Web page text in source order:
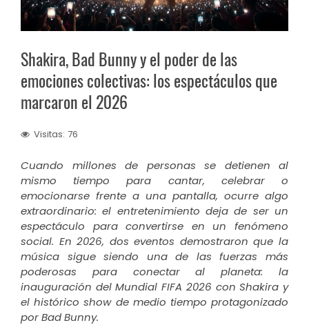
Shakira, Bad Bunny y el poder de las
emociones colectivas: los espectáculos que
marcaron el 2026
Visitas: 76
Cuando millones de personas se detienen al
mismo tiempo para cantar, celebrar o
emocionarse frente a una pantalla, ocurre algo
extraordinario: el entretenimiento deja de ser un
espectáculo para convertirse en un fenómeno
social. En 2026, dos eventos demostraron que la
música sigue siendo una de las fuerzas más
poderosas para conectar al planeta: la
inauguración del Mundial FIFA 2026 con Shakira y
el histórico show de medio tiempo protagonizado
por Bad Bunny.